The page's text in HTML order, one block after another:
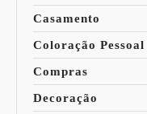
Casamento
Coloração Pessoal
Compras
Decoração